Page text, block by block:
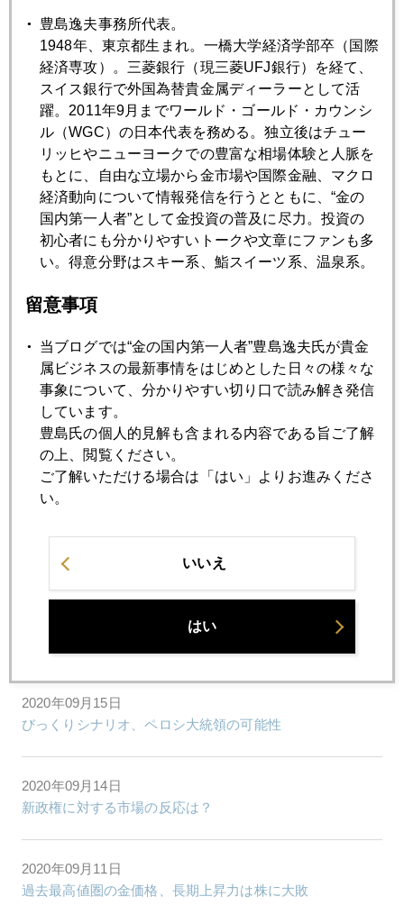
2020年09月29日
株と金、同時急騰
2020年09月28日
デフレヘッジとしての金
2020年09月25日
金、どこまで下がる
金、１８５０ドル台まで続落
2020年09月23日
連休明け、金１９００割れ
2020年09月18日
日本は、やはり肩書社会
2020年09月17日
２０２４年以降も金高値圏の可能性浮上
2020年09月15日
びっくりシナリオ、ペロシ大統領の可能性
2020年09月14日
新政権に対する市場の反応は？
2020年09月11日
過去最高値圏の金価格、長期上昇力は株に大敗
豊島逸夫事務所代表。
1948年、東京都生まれ。一橋大学経済学部卒（国際
経済専攻）。三菱銀行（現三菱UFJ銀行）を経て、
スイス銀行で外国為替貴金属ディーラーとして活
躍。2011年9月までワールド・ゴールド・カウンシ
ル（WGC）の日本代表を務める。独立後はチュー
リッヒやニューヨークでの豊富な相場体験と人脈を
もとに、自由な立場から金市場や国際金融、マクロ
経済動向について情報発信を行うとともに、“金の
国内第一人者”として金投資の普及に尽力。投資の
初心者にも分かりやすいトークや文章にファンも多
い。得意分野はスキー系、鮨スイーツ系、温泉系。
留意事項
当ブログでは“金の国内第一人者”豊島逸夫氏が貴金
属ビジネスの最新事情をはじめとした日々の様々な
事象について、分かりやすい切り口で読み解き発信
しています。
豊島氏の個人的見解も含まれる内容である旨ご了解
の上、閲覧ください。
ご了解いただける場合は「はい」よりお進みくださ
い。
いいえ
はい